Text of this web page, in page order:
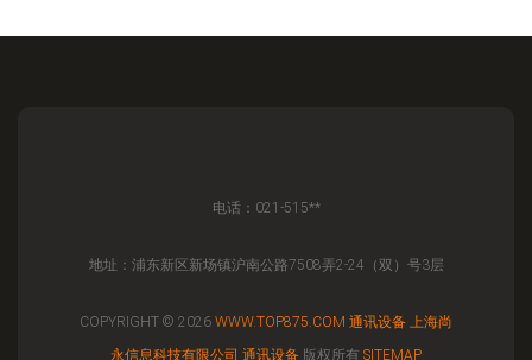
电话：021-515**
地址：浦东新区新场镇沪南公路7508弄2-24（双）号3层
COPYRIGHT © 2026 WWW.TOP875.COM 通讯设备 上海尚
永信息科技有限公司 通讯设备 版权所有 SITEMAP